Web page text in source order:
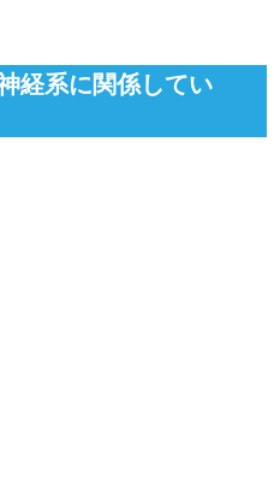
経系に関係してい